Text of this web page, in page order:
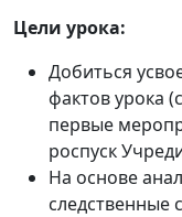
Цели урока:
Добиться
фактов урока
первые
роспуск
На основе
следственные